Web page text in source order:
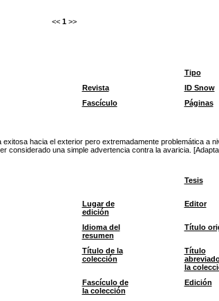
<< 1 >>
Tipo
Revista ID Snow
Fascículo
Páginas
hacia el exterior pero extremadamente problemática a
considerado una simple advertencia contra la avaricia.
Tesis
Lugar de
edición
Editor
Idioma del
resumen
Título
Título de la
colección
Título
la
Fascículo de
la colección
Edición